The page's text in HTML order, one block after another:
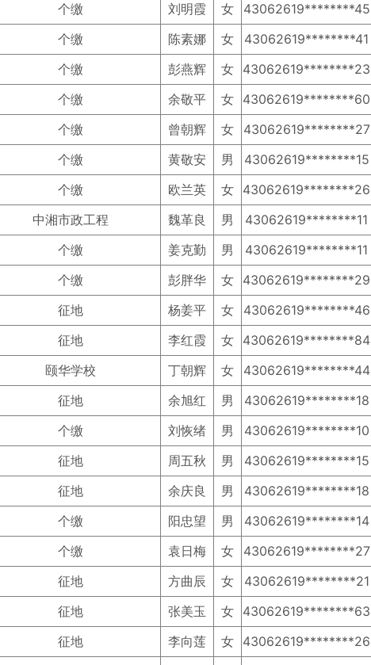
个缴 刘明霞 女 43062619********45
个缴 陈素娜 女 43062619********41
个缴 彭燕辉 女 43062619********23
个缴 余敬平 女 43062619********60
个缴 曾朝辉 女 43062619********27
个缴 黄敬安 男 43062619********15
个缴 欧兰英 女 43062619********26
中湘市政工程 魏革良 男 43062619********11
个缴 姜克勤 男 43062619********11
个缴 彭胖华 女 43062619********29
征地 杨姜平 女 43062619********46
征地 李红霞 女 43062619********84
颐华学校 丁朝辉 女 43062619********44
征地 余旭红 男 43062619********18
个缴 刘恢绪 男 43062619********10
征地 周五秋 男 43062619********15
征地 余庆良 男 43062619********18
个缴 阳忠望 男 43062619********14
个缴 袁日梅 女 43062619********27
征地 方曲辰 女 43062619********21
征地 张美玉 女 43062619********63
征地 李向莲 女 43062619********26